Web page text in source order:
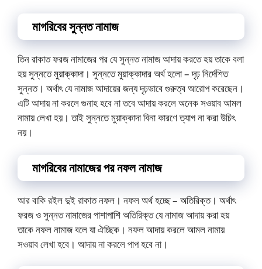
মাগরিবের সুন্নত নামাজ
তিন রাকাত ফরজ নামাজের পর যে সুন্নত নামাজ আদায় করতে হয় তাকে বলা
হয় সুন্নতে মুয়াক্কাদা। সুন্নতে মুয়াক্কাদার অর্থ হলো – দৃঢ় নির্দেশিত
সুন্নত। অর্থাৎ যে নামাজ আদায়ের জন্য দৃঢ়ভাবে গুরুত্ব আরোপ করেছেন।
এটি আদায় না করলে গুনাহ হবে না তবে আদায় করলে অনেক সওয়াব আমল
নামায় লেখা হয়। তাই সুন্নতে মুয়াক্কাদা বিনা কারণে ত্যাগ না করা উচিৎ
নয়।
মাগরিবের নামাজের পর নফল নামাজ
আর বাকি রইল দুই রাকাত নফল। নফল অর্থ হচ্ছে – অতিরিক্ত। অর্থাৎ
ফরজ ও সুন্নত নামাজের পাশাপাশি অতিরিক্ত যে নামাজ আদায় করা হয়
তাকে নফল নামাজ বলে যা ঐচ্ছিক। নফল আদায় করলে আমল নামায়
সওয়াব লেখা হবে। আদায় না করলে পাপ হবে না।